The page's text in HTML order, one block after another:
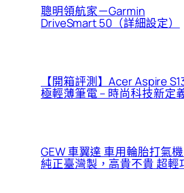
聰明領航家－Garmin
DriveSmart 50（詳細設定）
【開箱評測】Acer Aspire
極輕薄筆電 – 時尚科技新定
GEW 車翼達 車用輪胎打氣機
純正臺灣製，高貴不貴 超輕